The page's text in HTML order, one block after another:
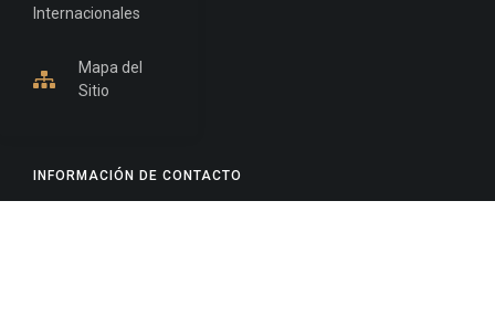
INFORMACIÓN DE CONTACTO
Internacionales
Mapa del
Sitio